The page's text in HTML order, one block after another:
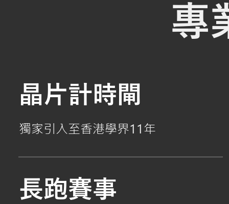
專
晶片計時閘
獨家引入至香港學界11年
長跑賽事